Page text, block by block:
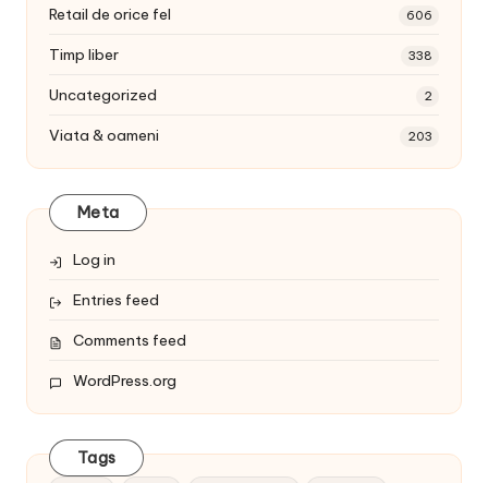
Retail de orice fel 606
Timp liber 338
Uncategorized 2
Viata & oameni 203
Meta
Log in
Entries feed
Comments feed
WordPress.org
Tags